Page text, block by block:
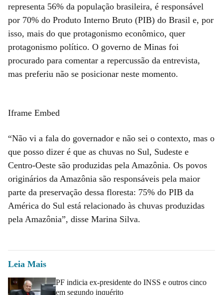
representa 56% da população brasileira, é responsável
por 70% do Produto Interno Bruto (PIB) do Brasil e, por
isso, mais do que protagonismo econômico, quer
protagonismo político. O governo de Minas foi
procurado para comentar a repercussão da entrevista,
mas preferiu não se posicionar neste momento.
Iframe Embed
“Não vi a fala do governador e não sei o contexto, mas o
que posso dizer é que as chuvas no Sul, Sudeste e
Centro-Oeste são produzidas pela Amazônia. Os povos
originários da Amazônia são responsáveis pela maior
parte da preservação dessa floresta: 75% do PIB da
América do Sul está relacionado às chuvas produzidas
pela Amazônia”, disse Marina Silva.
Leia Mais
PF indicia ex-presidente do INSS e outros cinco
em segundo inquérito